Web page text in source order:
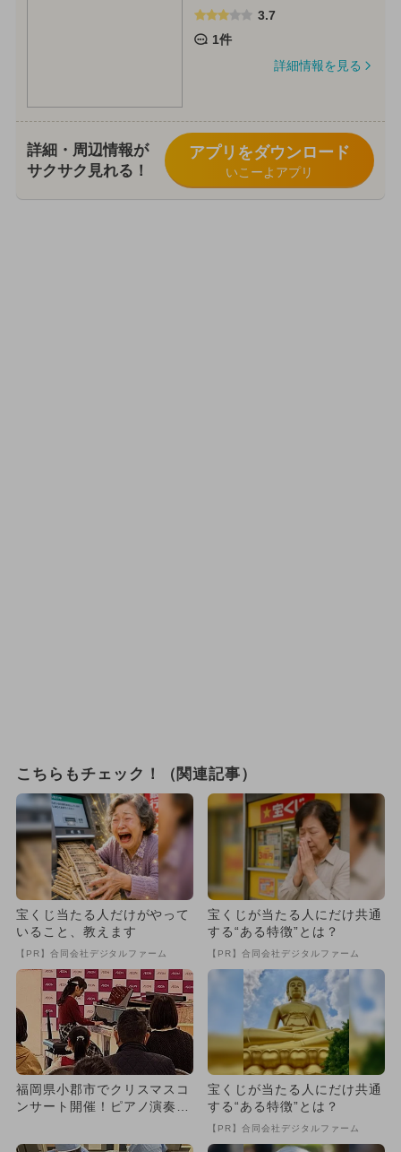
3.7
1件
詳細情報を見る
詳細・周辺情報が
サクサク見れる！
アプリをダウンロード
いこーよアプリ
こちらもチェック！（関連記事）
宝くじ当たる人だけがやって
いること、教えます
【PR】合同会社デジタルファーム
宝くじが当たる人にだけ共通
する“ある特徴”とは？
【PR】合同会社デジタルファーム
福岡県小郡市でクリスマスコ
ンサート開催！ピアノ演奏者
宝くじが当たる人にだけ共通
する“ある特徴”とは？
【PR】合同会社デジタルファーム